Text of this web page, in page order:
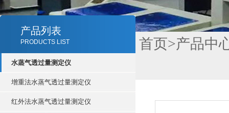
产品列表
PRODUCTS LIST
水蒸气透过量测定仪
增重法水蒸气透过量测定仪
红外法水蒸气透过量测定仪
首页>产品中